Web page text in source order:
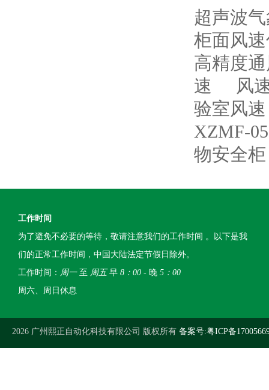
超声波
柜面风
高精度
速
风
验室风速
XZMF-
物安全
工作时间
为了避免不必要的等待，敬请注意我们的工作时间 。以下是我
们的正常工作时间，中国大陆法定节假日除外。
工作时间： 周一至 周五早 8：00 - 晚 5：00
周六、周日休息
2026 广州熙正自动化科技有限公司 版权所有 备案号:粤ICP备